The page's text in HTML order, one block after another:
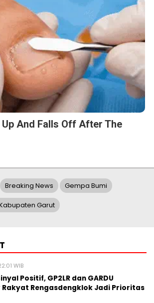
And Falls Off After The
Breaking News Gempa Bumi
Garut
WIB
Positif, GP2LR dan GARDU
Rengasdengklok Jadi Prioritas